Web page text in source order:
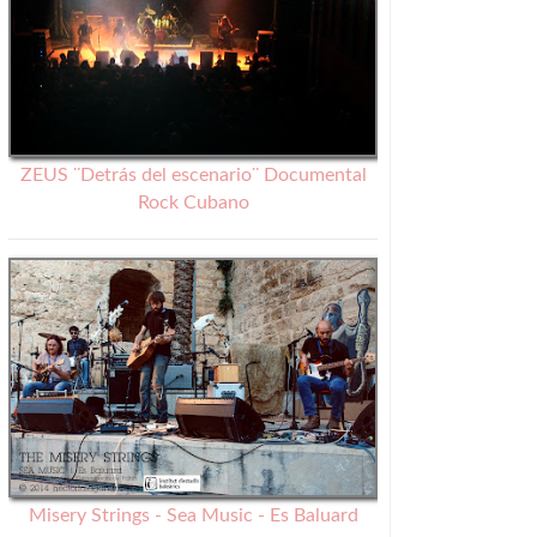
ZEUS ¨Detrás del escenario¨ Documental
Rock Cubano
Misery Strings - Sea Music - Es Baluard